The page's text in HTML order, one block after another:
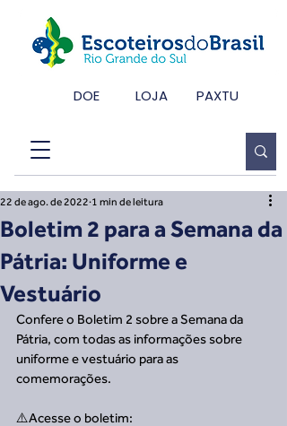
DOE LOJA PAXTU
Boletim 2 para a Semana da
Pátria: Uniforme e
Vestuário
22 de ago. de 2022 1 min de leitura
Confere o Boletim 2 sobre a Semana da
Pátria, com todas as informações sobre
uniforme e vestuário para as
comemorações.
⚠️Acesse o boletim: